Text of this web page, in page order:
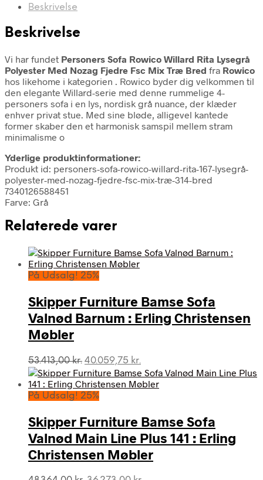
Beskrivelse
Beskrivelse
Vi har fundet Personers Sofa Rowico Willard Rita Lysegrå
Polyester Med Nozag Fjedre Fsc Mix Træ Bred fra Rowico
hos likehome i kategorien . Rowico byder dig velkommen til
den elegante Willard-serie med denne rummelige 4-
personers sofa i en lys, nordisk grå nuance, der klæder
enhver privat stue. Med sine bløde, alligevel kantede
former skaber den et harmonisk samspil mellem stram
minimalisme o
Yderlige produktinformationer:
Produkt id: personers-sofa-rowico-willard-rita-167-lysegrå-
polyester-med-nozag-fjedre-fsc-mix-træ-314-bred
7340126588451
Farve: Grå
Relaterede varer
På Udsalg! 25%
Skipper Furniture Bamse Sofa
Valnød Barnum : Erling Christensen
Møbler
53.413,00kr. Den
oprindelige
pris
var:
40.059,75 kr.
aktuelle
pris
På Udsalg! 25%
Skipper Furniture Bamse Sofa
Valnød Main Line Plus 141 : Erling
Christensen Møbler